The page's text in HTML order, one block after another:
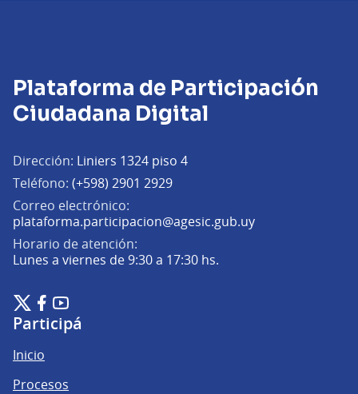
Plataforma de Participación
Ciudadana Digital
Dirección: Liniers 1324 piso 4
Teléfono: (+598) 2901 2929
Correo electrónico:
plataforma.participacion@agesic.gub.uy(Abrir en una
Horario de atención:
Lunes a viernes de 9:30 a 17:30 hs.
Plataforma de Participación Ciudadana Digital en X
(Enlace externo)
Plataforma de Participación Ciudadana Digital en Facebook
(Enlace externo)
Plataforma de Participación Ciudadana Digital en
(Enlace externo)
Participá
Inicio
Procesos